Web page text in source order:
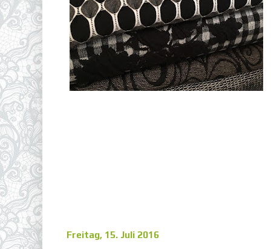
Freitag, 15. Juli 2016